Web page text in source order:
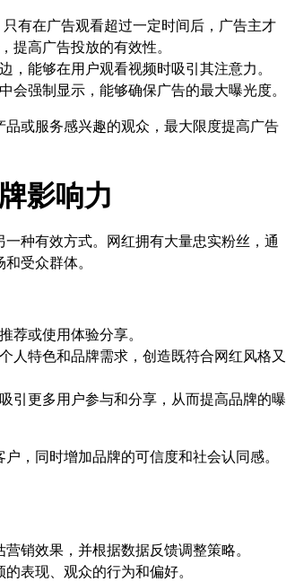
有在广告观看超过一定时间后，广告主才
高广告投放的有效性。
能够在用户观看视频时吸引其注意力。
强制显示，能够确保广告的最大曝光度。
或服务感兴趣的观众，最大限度提高广告
影响力
种有效方式。网红拥有大量忠实粉丝，通
受众群体。
荐或使用体验分享。
人特色和品牌需求，创造既符合网红风格又
引更多用户参与和分享，从而提高品牌的曝
，同时增加品牌的可信度和社会认同感。
销效果，并根据数据反馈调整策略。
表现、观众的行为和偏好。